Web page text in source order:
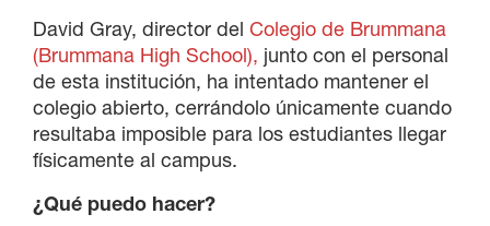
David Gray, director del Colegio de Brummana
(Brummana High School), junto con el personal
de esta institución, ha intentado mantener el
colegio abierto, cerrándolo únicamente cuando
resultaba imposible para los estudiantes llegar
físicamente al campus.
¿Qué puedo hacer?